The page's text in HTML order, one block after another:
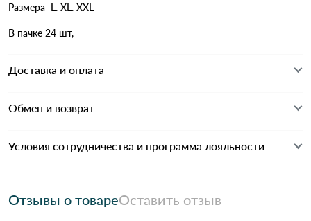
Размера L. XL. XXL
В пачке 24 шт,
Доставка и оплата
Обмен и возврат
Условия сотрудничества и программа лояльности
Отзывы о товареОставить отзыв